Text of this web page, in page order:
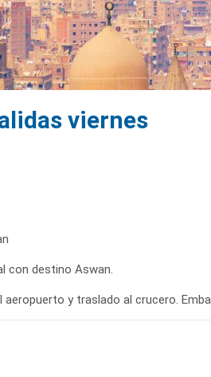
viernes
con destino Aswan.
aeropuerto y traslado al crucero.